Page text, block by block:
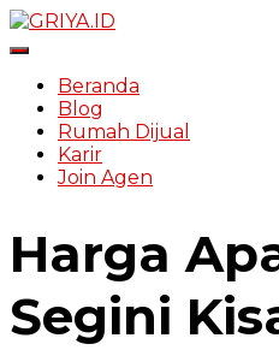
Toggle Navigation
Beranda
Blog
Rumah Dijual
Karir
Join Agen
Harga
Segini